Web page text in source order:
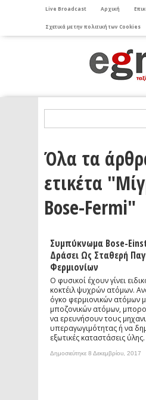
Live Broadcast Αρχική
Σχετικά με την πολιτική των Cookies
Όλα τα
ετικέτα
Bose-Fermi"
Συμπύκνωμα Bose-
Δράσει Ως Σταθερή
Φερμιονίων
Ο φυσικοί έχουν γίνει
κοκτέιλ ψυχρών ατόμων.
όγκο φερμιονικών ατόμων
μποζονικών ατόμων,
να ερευνήσουν τους
υπεραγωγιμότητας ή να
εξωτικές καταστάσεις
Δημοσιεύτηκε 8 Δεκεμβρίου, 2017